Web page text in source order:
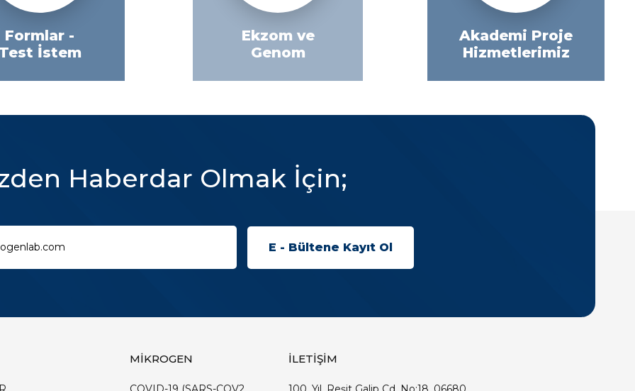
Formlar -
İstem
Ekzom ve
Genom
Akademi Proje
Hizmetlerimiz
Haberdar Olmak İçin;
MİKROGEN İLETİŞİM